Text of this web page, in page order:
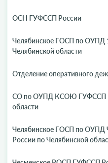
ОСН ГУФССП России
Челябинское ГОСП по
Челябинской области
Отделение оперативного
СО по ОУПД КСОЮ ГУФССП
области
Челябинское ГОСП по ОУПД
России по Челябинской